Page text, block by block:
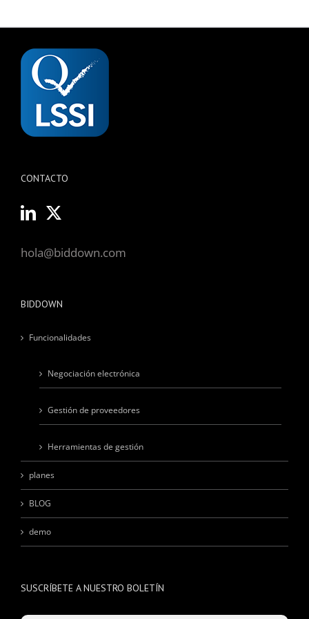
CONTACTO
hola@biddown.com
BIDDOWN
Funcionalidades
Negociación electrónica
Gestión de proveedores
Herramientas de gestión
planes
BLOG
demo
SUSCRÍBETE A NUESTRO BOLETÍN